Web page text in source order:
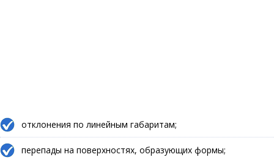
отклонения по линейным габаритам;
перепады на поверхностях, образующих формы;